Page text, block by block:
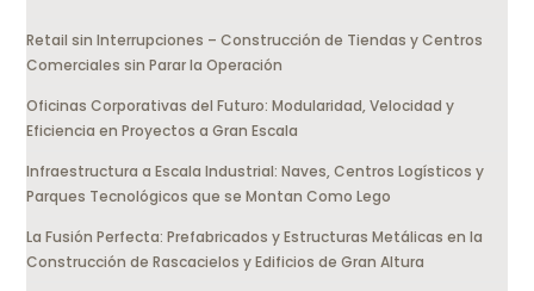
Retail sin Interrupciones – Construcción de Tiendas y Centros
Comerciales sin Parar la Operación
Oficinas Corporativas del Futuro: Modularidad, Velocidad y
Eficiencia en Proyectos a Gran Escala
Infraestructura a Escala Industrial: Naves, Centros Logísticos y
Parques Tecnológicos que se Montan Como Lego
La Fusión Perfecta: Prefabricados y Estructuras Metálicas en la
Construcción de Rascacielos y Edificios de Gran Altura